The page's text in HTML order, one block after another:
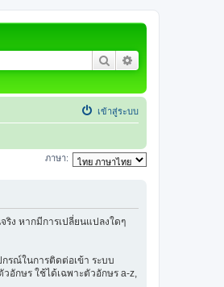
ค้นหา
เข้าสู่ระบบ
ภาษา:
ริง หากมีการเปลี่ยนแปลงใดๆ
รณ์ในการติดต่อเข้า ระบบ
อักษร ใช้ได้เฉพาะตัวอักษร a-z,